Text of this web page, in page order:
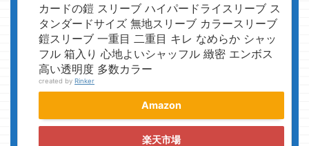
カードの鎧 スリーブ ハイパードライスリーブ ス
タンダードサイズ 無地スリーブ カラースリーブ
鎧スリーブ 一重目 二重目 キレ なめらか シャッ
フル 箱入り 心地よいシャッフル 緻密 エンボス
高い透明度 多数カラー
created by Rinker
Amazon
楽天市場